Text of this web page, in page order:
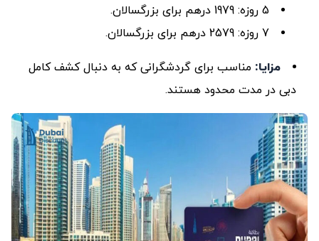
5 روزه: 1979 درهم برای بزرگسالان.
7 روزه: 2579 درهم برای بزرگسالان.
مزایا: مناسب برای گردشگرانی که به دنبال کشف کامل
دبی در مدت محدود هستند.